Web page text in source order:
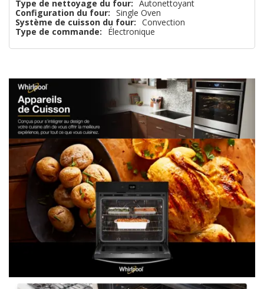
Type de nettoyage du four: Autonettoyant
Configuration du four: Single Oven
Système de cuisson du four: Convection
Type de commande:
Électronique